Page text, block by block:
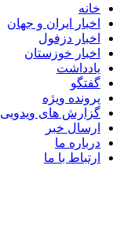
خانه
اخبار ایران و جهان
اخبار دزفول
اخبار خوزستان
یادداشت
گفتگو
پرونده ویژه
گزارش های ویدویی
ارسال خبر
درباره ما
ارتباط با ما